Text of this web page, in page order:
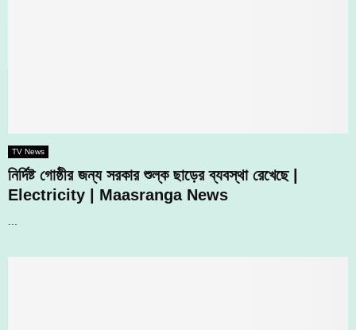
TV News
নির্দিষ্ট গোষ্ঠীর জন্য সরকার শুল্ক ছাড়ের ব্যবস্থা রেখেছে |
Electricity | Maasranga News
...